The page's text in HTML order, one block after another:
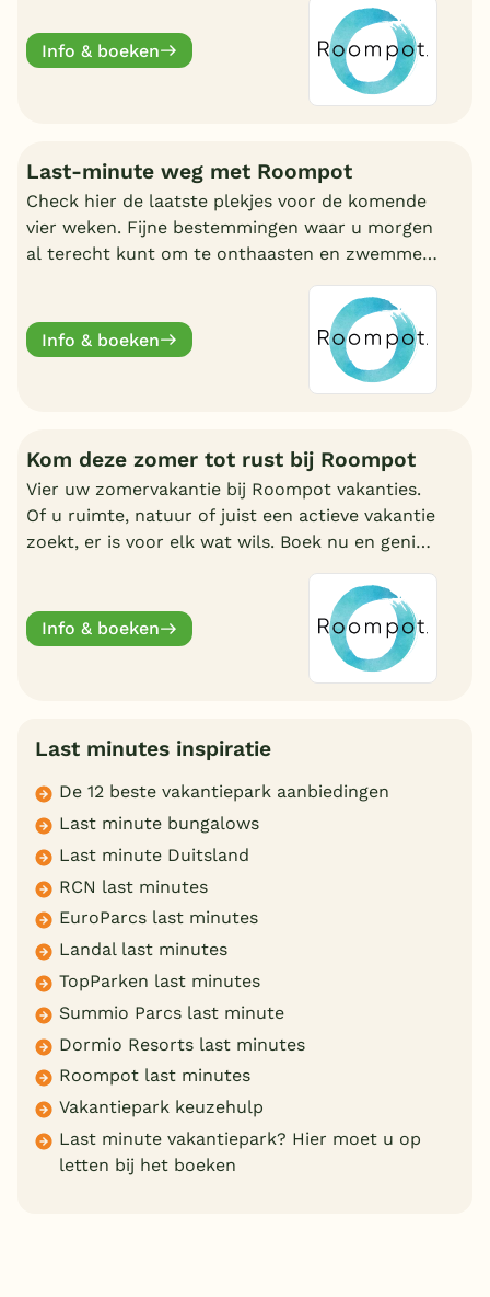
Info & boeken
Last-minute weg met Roompot
Check hier de laatste plekjes voor de komende
vier weken. Fijne bestemmingen waar u morgen
al terecht kunt om te onthaasten en zwemmen.
Info & boeken
Kom deze zomer tot rust bij Roompot
Vier uw zomervakantie bij Roompot vakanties.
Of u ruimte, natuur of juist een actieve vakantie
zoekt, er is voor elk wat wils. Boek nu en geniet
Info & boeken
Last minutes inspiratie
De 12 beste vakantiepark aanbiedingen
Last minute bungalows
Last minute Duitsland
RCN last minutes
EuroParcs last minutes
Landal last minutes
TopParken last minutes
Summio Parcs last minute
Dormio Resorts last minutes
Roompot last minutes
Vakantiepark keuzehulp
Last minute vakantiepark? Hier moet u op
letten bij het boeken